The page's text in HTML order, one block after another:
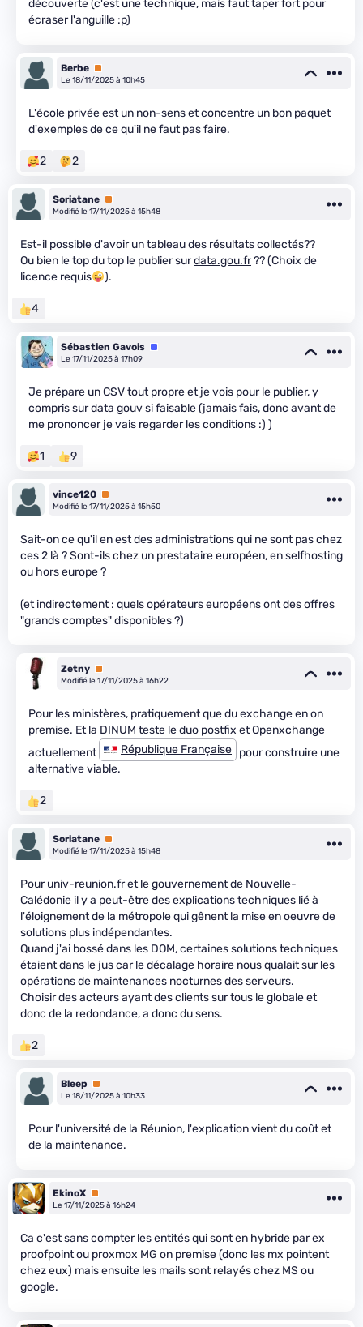
découverte (c'est une technique, mais faut taper fort pour
écraser l'anguille :p)
Berbe Premium
Le 18/11/2025 à 10h45
L'école privée est un non-sens et concentre un bon paquet
d'exemples de ce qu'il ne faut pas faire.
2 2
Soriatane Premium
Modifié le 17/11/2025 à 15h48
Est-il possible d'avoir un tableau des résultats collectés??
Ou bien le top du top le publier surdata.gou.fr?? (Choix de
licence requis
).
4
Sébastien Gavois Équipe
Le 17/11/2025 à 17h09
Je prépare un CSV tout propre et je vois pour le publier, y
compris sur data gouv si faisable (jamais fais, donc avant de
me prononcer je vais regarder les conditions :) )
1 9
vince120 Premium
Modifié le 17/11/2025 à 15h50
Sait-on ce qu'il en est des administrations qui ne sont pas chez
ces 2 là ? Sont-ils chez un prestataire européen, en selfhosting
ou hors europe ?
(et indirectement : quels opérateurs européens ont des offres
"grands comptes" disponibles ?)
Zetny Premium
Modifié le 17/11/2025 à 16h22
Pour les ministères, pratiquement que du exchange en on
premise. Et la DINUM teste le duo postfix et Openxchange
actuellement
République Française pour construire une
alternative viable.
2
Soriatane Premium
Modifié le 17/11/2025 à 15h48
Pour univ-reunion.fr et le gouvernement de Nouvelle-
Calédonie il y a peut-être des explications techniques lié à
l'éloignement de la métropole qui gênent la mise en oeuvre de
solutions plus indépendantes.
Quand j'ai bossé dans les DOM, certaines solutions techniques
étaient dans le jus car le décalage horaire nous qualait sur les
opérations de maintenances nocturnes des serveurs.
Choisir des acteurs ayant des clients sur tous le globale et
donc de la redondance, a donc du sens.
2
Bleep
Premium
Le 18/11/2025 à 10h33
Pour l'université de la Réunion, l'explication vient du coût et
de la maintenance.
EkinoX Premium
Le 17/11/2025 à 16h24
Ca c'est sans compter les entités qui sont en hybride par ex
proofpoint ou proxmox MG on premise (donc les mx pointent
chez eux) mais ensuite les mails sont relayés chez MS ou
google.